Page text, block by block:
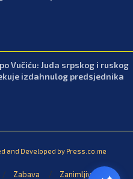
Vučiću: Juda srpskog i ruskog
izdahnulog predsjednika
and Developed by Press.co.me
Zabava Zanimljivosti